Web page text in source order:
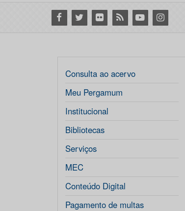
Facebook
Twitter Flickr RSS YoutubeInstagram
Consulta ao acervo
Meu Pergamum
Institucional
Bibliotecas
Serviços
MEC
Conteúdo Digital
Pagamento de multas